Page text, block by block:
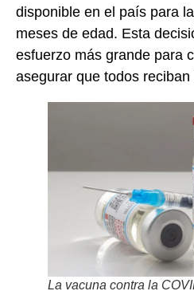
disponible en el país para
meses de edad. Esta
esfuerzo más grande para
asegurar que todos reciban
La vacuna contra la